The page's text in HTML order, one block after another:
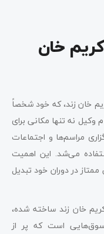
خان
خان زند، که خود شخصاً
نه تنها مکانی برای
مراسم‌ها و اجتماعات
می‌شد. این اهمیت
در دوران خود تبدیل
خان زند ساخته شده،
است که پر از